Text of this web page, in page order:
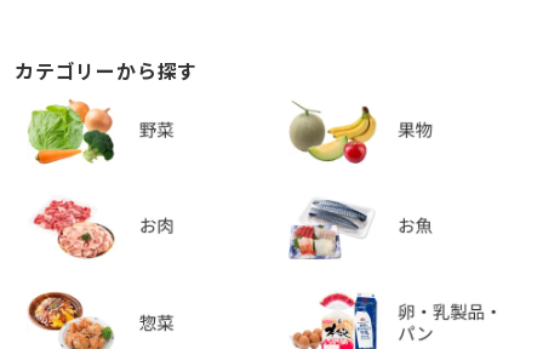
カテゴリーから探す